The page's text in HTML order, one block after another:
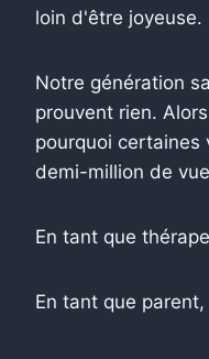
loin d'être joyeuse.
Notre génération
prouvent rien.
pourquoi
demi-million de
En tant que
En tant que